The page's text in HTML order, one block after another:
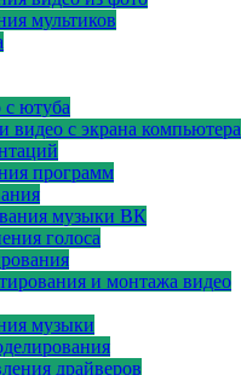
мультиков
с ютуба
видео с экрана компьютера
программ
музыки ВК
голоса
и монтажа видео
музыки
драйверов